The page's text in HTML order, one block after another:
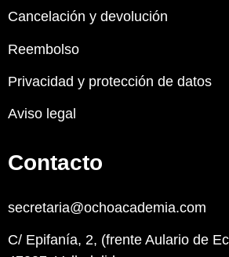
Cancelación y devolución
Reembolso
Privacidad y protección de datos
Aviso legal
Contacto
secretaria@ochoacademia.com
C/ Epifanía, 2, (frente Aulario de